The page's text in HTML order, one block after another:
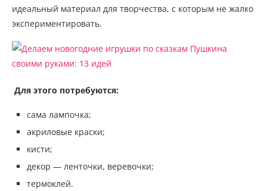
идеальный материал для творчества, с которым не жалко
экспериментировать.
Для этого потребуются:
сама лампочка;
акриловые краски;
кисти;
декор — ленточки, веревочки;
термоклей.